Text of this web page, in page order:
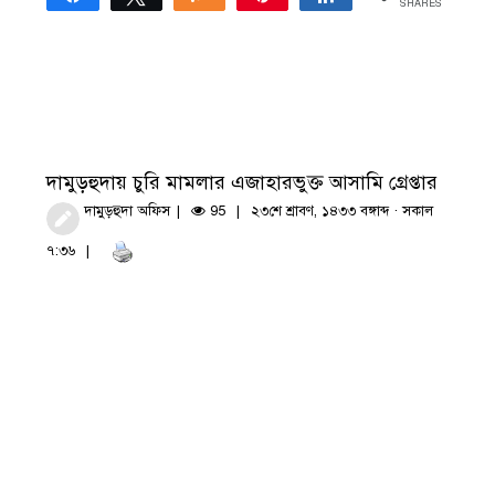
SHARES
দামুড়হুদায় চুরি মামলার এজাহারভুক্ত আসামি গ্রেপ্তার
দামুড়হুদা অফিস 95 ২৩শে শ্রাবণ, ১৪৩৩ বঙ্গাব্দ · সকাল
৭:৩৬